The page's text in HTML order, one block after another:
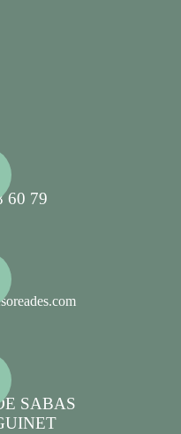
60 79
SABAS